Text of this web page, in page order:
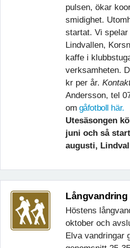
pulsen, ökar
smidighet.
startat. Vi spelar
Lindvallen,
kaffe i
verksamheten.
kr per år.
Andersson, tel
om gåfotboll här.
Utesäsongen
juni och så
augusti,
Långvandring
Höstens
oktober och
Elva vandringar